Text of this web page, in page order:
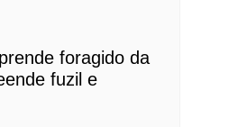
foragido da
fuzil e